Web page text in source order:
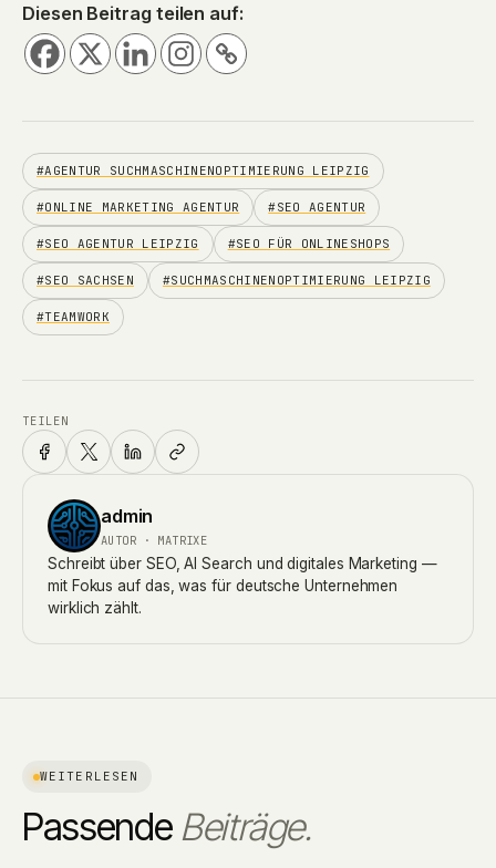
Diesen Beitrag teilen auf:
#AGENTUR SUCHMASCHINENOPTIMIERUNG LEIPZIG
#ONLINE MARKETING AGENTUR #SEO AGENTUR
#SEO AGENTUR LEIPZIG #SEO FÜR ONLINESHOPS
#SEO SACHSEN #SUCHMASCHINENOPTIMIERUNG LEIPZIG
#TEAMWORK
TEILEN
admin
AUTOR · MATRIXE
Schreibt über SEO, AI Search und digitales Marketing —
mit Fokus auf das, was für deutsche Unternehmen
wirklich zählt.
WEITERLESEN
Passende Beiträge.